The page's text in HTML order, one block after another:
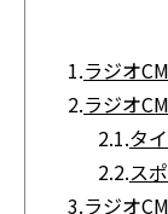
1.ラジオ
2.ラジオ
2.1.タ
2.2.ス
3.ラジオ